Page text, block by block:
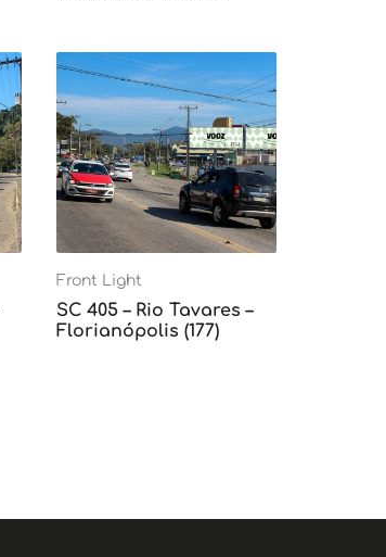
Front Light
SC 405 – Rio Tavares –
Florianópolis (177)